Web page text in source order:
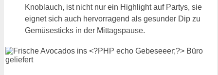
Knoblauch, ist nicht nur ein Highlight auf Partys, sie
eignet sich auch hervorragend als gesunder Dip zu
Gemüsesticks in der Mittagspause.